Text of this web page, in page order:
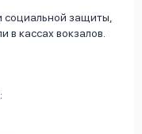
социальной защиты,
в кассах вокзалов.